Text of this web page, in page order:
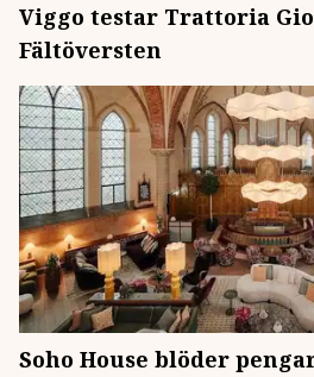
Viggo testar Trattoria
Fältöversten
Soho House blöder